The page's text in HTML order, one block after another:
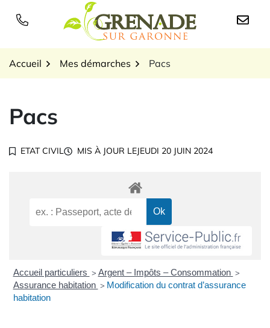
Logo Grenade sur
Accueil Mes démarches Pacs
Pacs
ETAT CIVIL MIS À JOUR LEJEUDI 20 JUIN 2024
Accueil particuliers > Argent – Impôts – Consommation >
Assurance habitation > Modification du contrat d’assurance
habitation